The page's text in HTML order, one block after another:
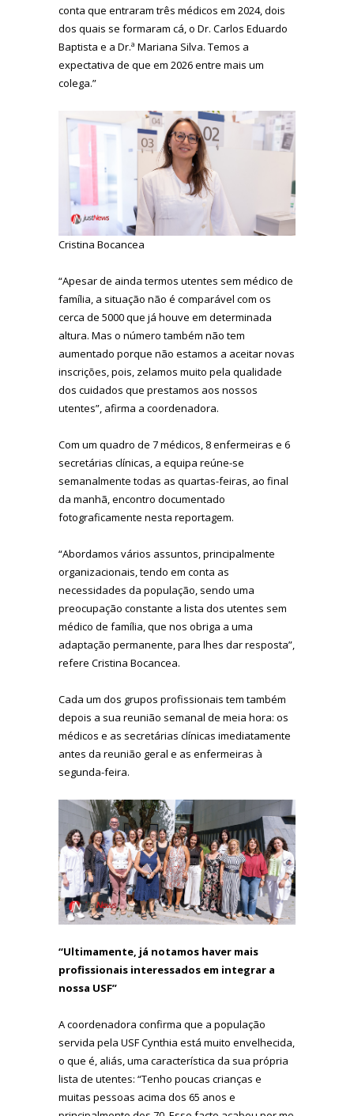
conta que entraram três médicos em 2024, dois
dos quais se formaram cá, o Dr. Carlos Eduardo
Baptista e a Dr.ª Mariana Silva. Temos a
expectativa de que em 2026 entre mais um
colega.”
Cristina Bocancea
“Apesar de ainda termos utentes sem médico de
família, a situação não é comparável com os
cerca de 5000 que já houve em determinada
altura. Mas o número também não tem
aumentado porque não estamos a aceitar novas
inscrições, pois, zelamos muito pela qualidade
dos cuidados que prestamos aos nossos
utentes”, afirma a coordenadora.
Com um quadro de 7 médicos, 8 enfermeiras e 6
secretárias clínicas, a equipa reúne-se
semanalmente todas as quartas-feiras, ao final
da manhã, encontro documentado
fotograficamente nesta reportagem.
“Abordamos vários assuntos, principalmente
organizacionais, tendo em conta as
necessidades da população, sendo uma
preocupação constante a lista dos utentes sem
médico de família, que nos obriga a uma
adaptação permanente, para lhes dar resposta”,
refere Cristina Bocancea.
Cada um dos grupos profissionais tem também
depois a sua reunião semanal de meia hora: os
médicos e as secretárias clínicas imediatamente
antes da reunião geral e as enfermeiras à
segunda-feira.
“Ultimamente, já notamos haver mais
profissionais interessados em integrar a
nossa USF”
A coordenadora confirma que a população
servida pela USF Cynthia está muito envelhecida,
o que é, aliás, uma característica da sua própria
lista de utentes: “Tenho poucas crianças e
muitas pessoas acima dos 65 anos e